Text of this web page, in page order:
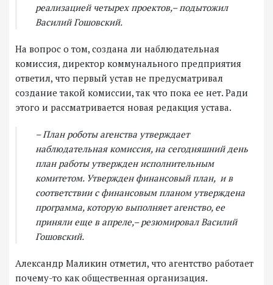
реализацией четырех проектов,– подытожил
Василий Гошовский.
На вопрос о том, создана ли наблюдательная
комиссия, директор коммунального предприятия
ответил, что первый устав не предусматривал
создание такой комиссии, так что пока ее нет. Ради
этого и рассматривается новая редакция устава.
– План роботы агенства утверждает
наблюдательная комиссия, на сегодняшний день
план работы утвержден исполнительным
комитетом. Утвержден финансовый план, и в
соответствии с финансовым планом утверждена
программа, которую выполняет агенство, ее
приняли еще в апреле,– резюмировал Василий
Гошовский.
Александр Маликин отметил, что агентство работает
почему-то как общественная организация.